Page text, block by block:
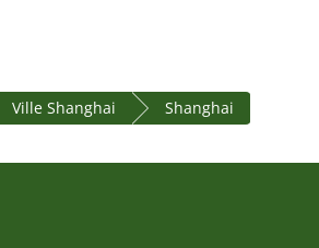
Ville Shanghai Shanghai